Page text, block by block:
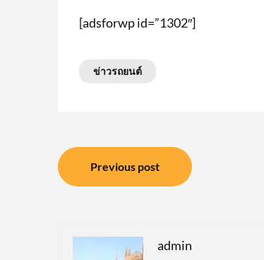
[adsforwp id=”1302″]
ข่าวรถยนต์
แนะแนว
เรื่อง
Previous post
admin